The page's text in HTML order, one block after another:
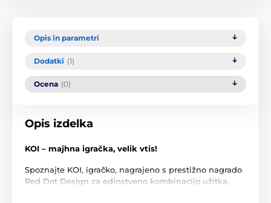
Opis in parametri
Dodatki (1)
Ocena (0)
Opis izdelka
KOI – majhna igračka, velik vtis!
Spoznajte KOI, igračko, nagrajeno s prestižno nagrado
Red Dot Design za edinstveno kombinacijo užitka,